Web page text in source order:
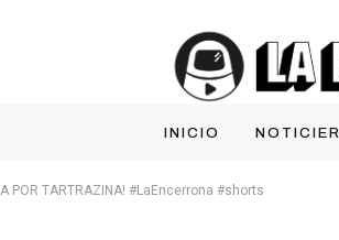
INICIO
POR TARTRAZINA! #LaEncerrona #shorts